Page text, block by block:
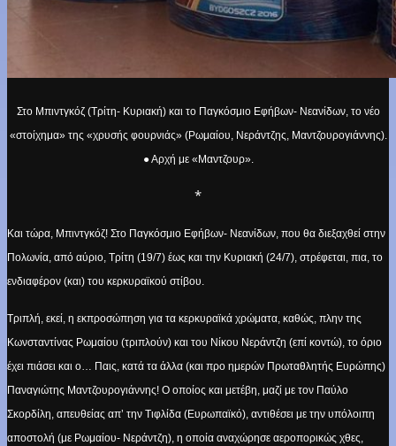
Στο Μπιντγκόζ (Τρίτη- Κυριακή) και το Παγκόσμιο Εφήβων- Νεανίδων, το νέο
«στοίχημα» της «χρυσής φουρνιάς» (Ρωμαίου, Νεράντζης, Μαντζουρογιάννης).
● Αρχή με «Μαντζουρ».
*
Και τώρα, Μπιντγκόζ! Στο Παγκόσμιο Εφήβων- Νεανίδων, που θα διεξαχθεί στην
Πολωνία, από αύριο, Τρίτη (19/7) έως και την Κυριακή (24/7), στρέφεται, πια, το
ενδιαφέρον (και) του κερκυραϊκού στίβου.
Τριπλή, εκεί, η εκπροσώπηση για τα κερκυραϊκά χρώματα, καθώς, πλην της
Κωνσταντίνας Ρωμαίου (τριπλούν) και του Νίκου Νεράντζη (επί κοντώ), το όριο
έχει πιάσει και ο… Παις, κατά τα άλλα (και προ ημερών Πρωταθλητής Ευρώπης)
Παναγιώτης Μαντζουρογιάννης! Ο οποίος και μετέβη, μαζί με τον Παύλο
Σκορδίλη, απευθείας απ’ την Τιφλίδα (Ευρωπαϊκό), αντιθέσει με την υπόλοιπη
αποστολή (με Ρωμαίου- Νεράντζη), η οποία αναχώρησε αεροπορικώς χθες,